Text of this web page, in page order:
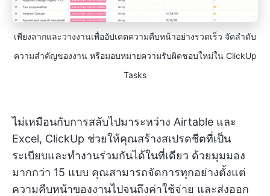
เพียงลากและวางงานเพื่ออัปเดตความคืบหน้าอย่างรวดเร็ว จัดลำดับ
ความสำคัญของงาน หรือมอบหมายความรับผิดชอบใหม่ใน ClickUp
Tasks
ไม่เหมือนกับการสลับไปมาระหว่าง Airtable และ
Excel, ClickUp ช่วยให้คุณสร้างสเปรดชีตที่เป็น
ระเบียบและทำงานร่วมกันได้ในที่เดียว ด้วยมุมมอง
มากกว่า 15 แบบ คุณสามารถจัดการทุกอย่างตั้งแต่
ความคืบหน้าของงานไปจนถึงค่าใช้จ่าย และส่งออก